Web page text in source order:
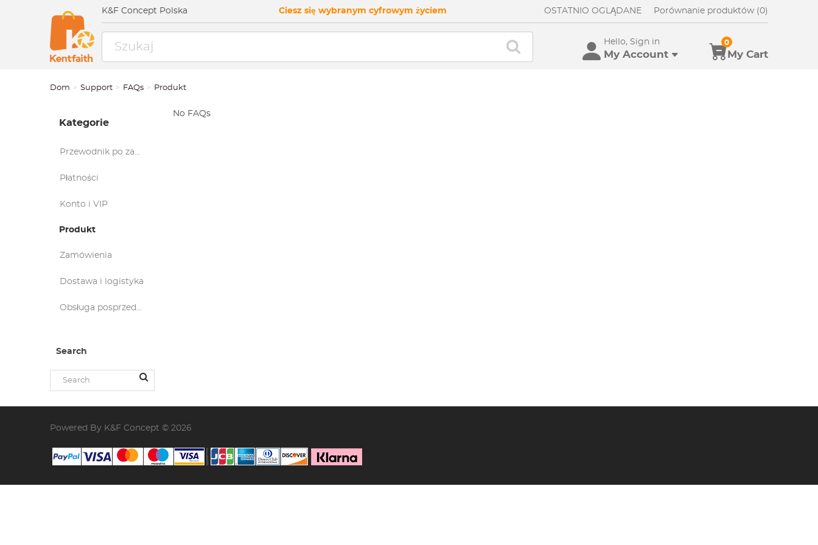
K&F Concept Polska Ciesz się wybranym cyfrowym życiem OSTATNIO OGLĄDANE Porównanie produktów (0)
Hello, Sign in
My Account My Cart
0
Dom Support FAQs Produkt
Kategorie
Przewodnik po zakupach
Płatności
Konto i VIP
Produkt
Zamówienia
Dostawa i logistyka
Obsługa posprzedażna
Search
No FAQs
Powered By K&F Concept © 2026